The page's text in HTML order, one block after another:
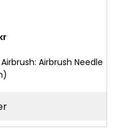
Airbrush Needle